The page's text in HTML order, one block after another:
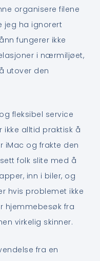
organisere filene
jeg ha ignorert
fungerer ikke
i nærmiljøet,
utover den
fleksibel service
alltid praktisk å
iMac og frakte den
folk slite med å
inn i biler, og
hvis problemet ikke
hjemmebesøk fra
virkelig skinner.
fra en